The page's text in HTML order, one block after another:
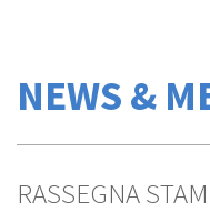
NEWS &
RASSEGNA